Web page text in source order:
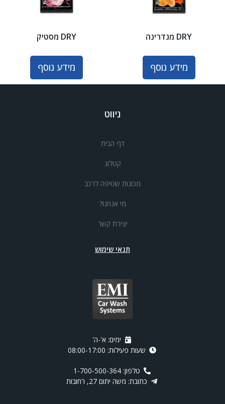
DRY מנדרינה
מידע נוסף
DRY מסטיק
מידע נוסף
ניווט
דף הבית
קטלוג
מכונות שטיפה לרכב
מי אנחנו?
יצירת קשר
תנאי שימוש
ימים: א'-ה'
שעות פעילות: 08:00-17:00
טלפון: 1-700-500-364
כתובת: משה יתום 27, רחובות